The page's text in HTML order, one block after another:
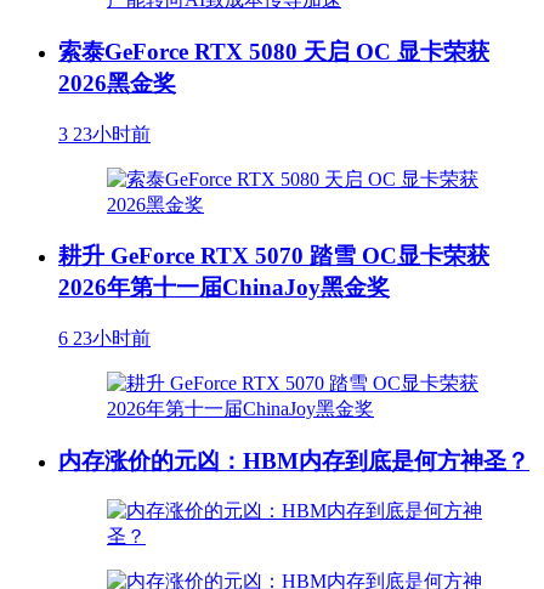
索泰GeForce RTX 5080 天启 OC 显卡荣获
2026黑金奖
3 23小时前
耕升 GeForce RTX 5070 踏雪 OC显卡荣获
2026年第十一届ChinaJoy黑金奖
6 23小时前
内存涨价的元凶：HBM内存到底是何方神圣？